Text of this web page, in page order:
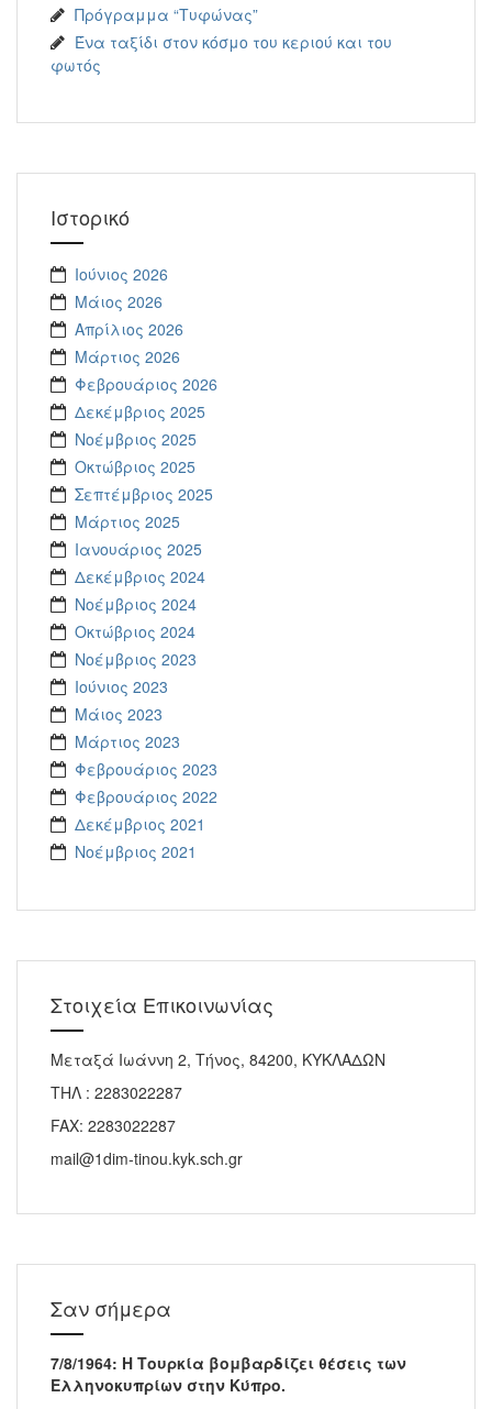
Πρόγραμμα “Τυφώνας”
Ένα ταξίδι στον κόσμο του κεριού και του
φωτός
Ιστορικό
Ιούνιος 2026
Μάιος 2026
Απρίλιος 2026
Μάρτιος 2026
Φεβρουάριος 2026
Δεκέμβριος 2025
Νοέμβριος 2025
Οκτώβριος 2025
Σεπτέμβριος 2025
Μάρτιος 2025
Ιανουάριος 2025
Δεκέμβριος 2024
Νοέμβριος 2024
Οκτώβριος 2024
Νοέμβριος 2023
Ιούνιος 2023
Μάιος 2023
Μάρτιος 2023
Φεβρουάριος 2023
Φεβρουάριος 2022
Δεκέμβριος 2021
Νοέμβριος 2021
Στοιχεία Επικοινωνίας
Μεταξά Ιωάννη 2, Τήνος, 84200, ΚΥΚΛΑΔΩΝ
ΤΗΛ : 2283022287
FAX: 2283022287
mail@1dim-tinou.kyk.sch.gr
Σαν σήμερα
7/8/1964: Η Τουρκία βομβαρδίζει θέσεις των
Ελληνοκυπρίων στην Κύπρο.